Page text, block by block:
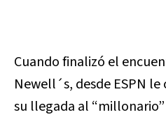
Cuando finalizó el
Newell´s, desde ESPN
su llegada al